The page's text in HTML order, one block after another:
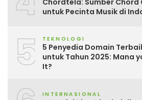
untuk Pecinta Musik di
5 TEKNOLOGI
5 Penyedia Domain
untuk Tahun 2025: Mana
It?
INTERNASIONAL